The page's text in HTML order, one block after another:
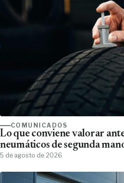
COMUNICADOS
Lo que conviene valorar
neumáticos de segunda
5 de agosto de 2026